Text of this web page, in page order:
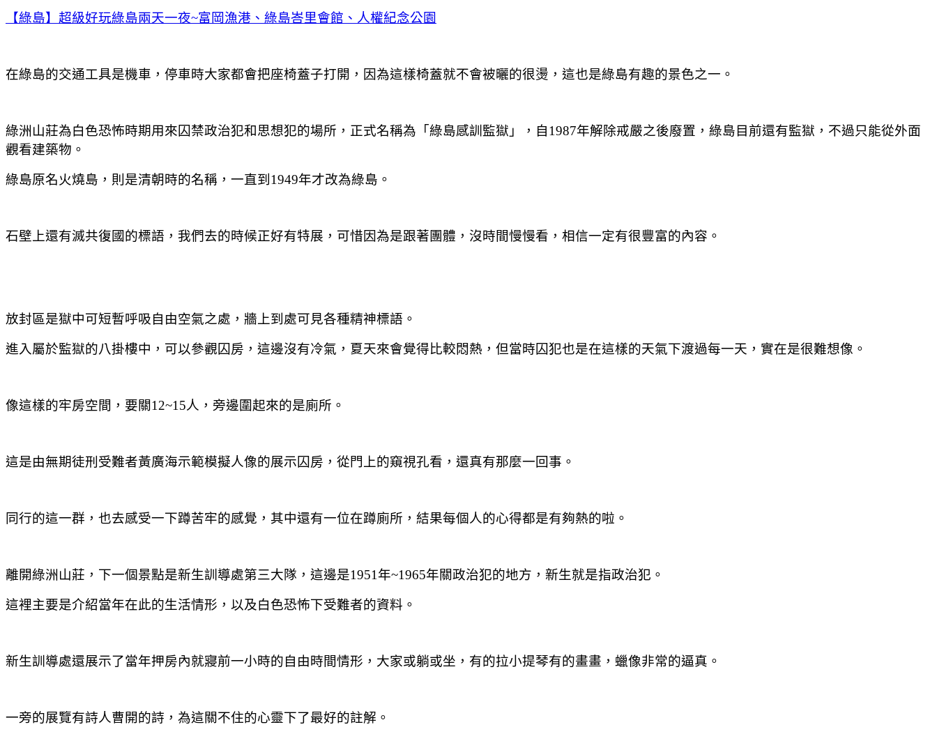
【綠島】超級好玩綠島兩天一夜~富岡漁港、綠島峇里會館、人權紀念公園
在綠島的交通工具是機車，停車時大家都會把座椅蓋子打開，因為這樣椅蓋就不會被曬的很燙，這也是綠島有趣的景色之一。
綠洲山莊為白色恐怖時期用來囚禁政治犯和思想犯的場所，正式名稱為「綠島感訓監獄」，自1987年解除戒嚴之後廢置，綠島目前還有監獄，不過只能從外面
觀看建築物。
綠島原名火燒島，則是清朝時的名稱，一直到1949年才改為綠島。
石壁上還有滅共復國的標語，我們去的時候正好有特展，可惜因為是跟著團體，沒時間慢慢看，相信一定有很豐富的內容。
放封區是獄中可短暫呼吸自由空氣之處，牆上到處可見各種精神標語。
進入屬於監獄的八掛樓中，可以參觀囚房，這邊沒有冷氣，夏天來會覺得比較悶熱，但當時囚犯也是在這樣的天氣下渡過每一天，實在是很難想像。
像這樣的牢房空間，要關12~15人，旁邊圍起來的是廁所。
這是由無期徒刑受難者黃廣海示範模擬人像的展示囚房，從門上的窺視孔看，還真有那麼一回事。
同行的這一群，也去感受一下蹲苦牢的感覺，其中還有一位在蹲廁所，結果每個人的心得都是有夠熱的啦。
離開綠洲山莊，下一個景點是新生訓導處第三大隊，這邊是1951年~1965年關政治犯的地方，新生就是指政治犯。
這裡主要是介紹當年在此的生活情形，以及白色恐怖下受難者的資料。
新生訓導處還展示了當年押房內就寢前一小時的自由時間情形，大家或躺或坐，有的拉小提琴有的畫畫，蠟像非常的逼真。
一旁的展覽有詩人曹開的詩，為這關不住的心靈下了最好的註解。